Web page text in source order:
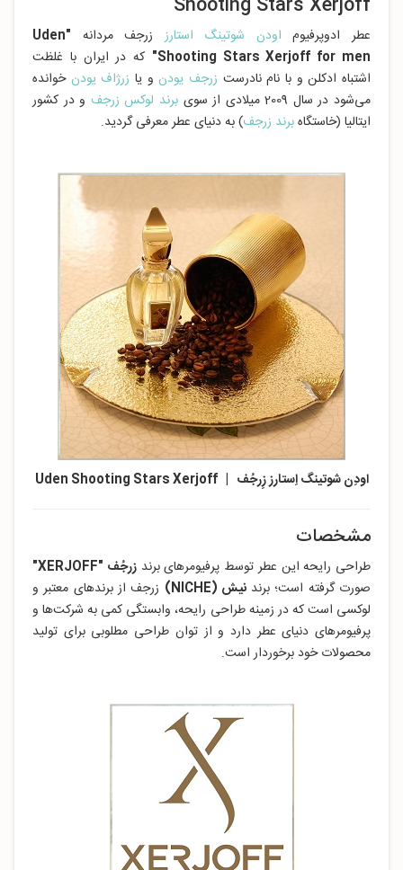
عطر ادوپرفیوم اودن شوتینگ استارززرجف مردانه
"Uden
Shooting Stars Xerjoff for men"
که در ایران با غلظت
اشتباه ادکلن و با نام نادرست زرجف یودنو یا زرژاف یودن خوانده
می‌شود در سال 2009 میلادی از سوی
برند لوکس زرجف و در کشور
ایتالیا (خاستگاهبرند زرجف) به دنیای عطر معرفی گردید.
اودِن شوتینگ اِستارز زِرجُف | Uden Shooting Stars Xerjoff
مشخصات
طراحی رایحه این عطر توسط پرفیومرهای برندزرجُف "XERJOFF"
صورت گرفته است؛ برندنیش (NICHE)
زرجف از برندهای معتبر و
لوکسی است که در زمینه طراحی رایحه، وابستگی کمی به شرکت‌ها و
پرفیومرهای دنیای عطر دارد و از توان طراحی مطلوبی برای تولید
محصولات خود برخوردار است.